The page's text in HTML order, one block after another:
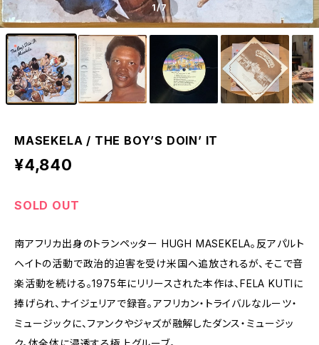
1/7
MASEKELA / THE BOY’S DOIN’ IT
¥4,840
SOLD OUT
南アフリカ出身のトランペッター HUGH MASEKELA。反アパルト
ヘイトの活動で政治的迫害を受け米国へ追放されるが、そこで音
楽活動を続ける。1975年にリリースされた本作は、FELA KUTIに
捧げられ、ナイジェリアで録音。アフリカン・トライバルなルーツ・
ミュージックに、ファンクやジャズが融解したダンス・ミュージッ